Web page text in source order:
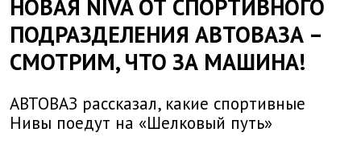
НОВАЯ NIVA ОТ СПОРТИВНОГО
ПОДРАЗДЕЛЕНИЯ АВТОВАЗА –
СМОТРИМ, ЧТО ЗА МАШИНА!
АВТОВАЗ рассказал, какие спортивные
Нивы поедут на «Шелковый путь»